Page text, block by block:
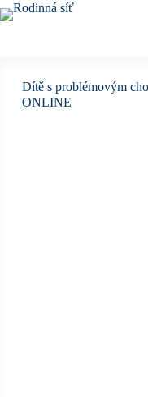
Dítě s problémovým
ONLINE